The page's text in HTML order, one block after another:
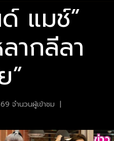
แมช์”
ากลีลา
”
จำนวนผู้เข้าชม |